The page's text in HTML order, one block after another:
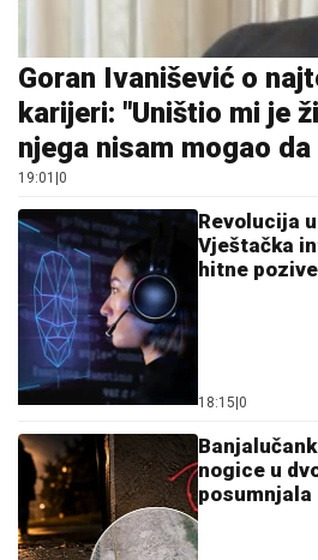
Goran Ivanišević o
karijeri: "Uništio mi je
njega nisam mogao
19:01 0
Revolucija
Vještačka
hitne
18:15 0
nogice u
posumnjala